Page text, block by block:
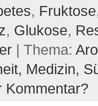
, Fruktose
, Glukose,
| Thema:
Medizin,
Kommentar?